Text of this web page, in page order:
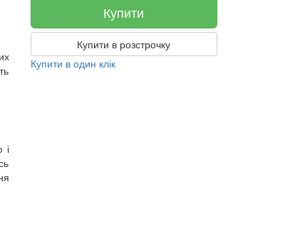
і
Купити
Купити в розстрочку
Купити в один клік